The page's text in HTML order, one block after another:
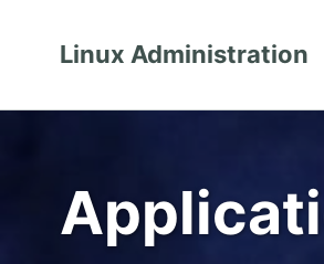
Linux Administration